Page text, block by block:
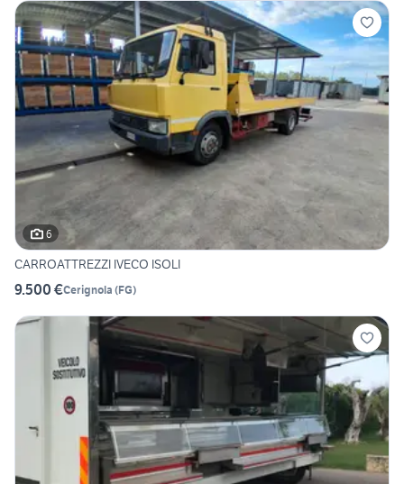
6
CARROATTREZZI IVECO ISOLI
9.500 €Cerignola (FG)